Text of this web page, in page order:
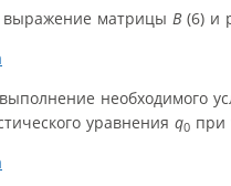
выражение матрицы B(6) и
необходимого
уравнения q0 при